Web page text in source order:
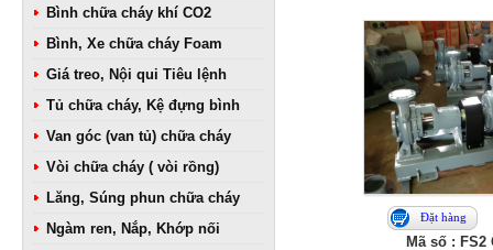
Bình chữa cháy khí CO2
Bình, Xe chữa cháy Foam
Giá treo, Nội qui Tiêu lệnh
Tủ chữa cháy, Kệ đựng bình
Van góc (van tủ) chữa cháy
Vòi chữa cháy ( vòi rồng)
Lăng, Súng phun chữa cháy
Ngàm ren, Nắp, Khớp nối
Đặt hàng
Mã số : FS2